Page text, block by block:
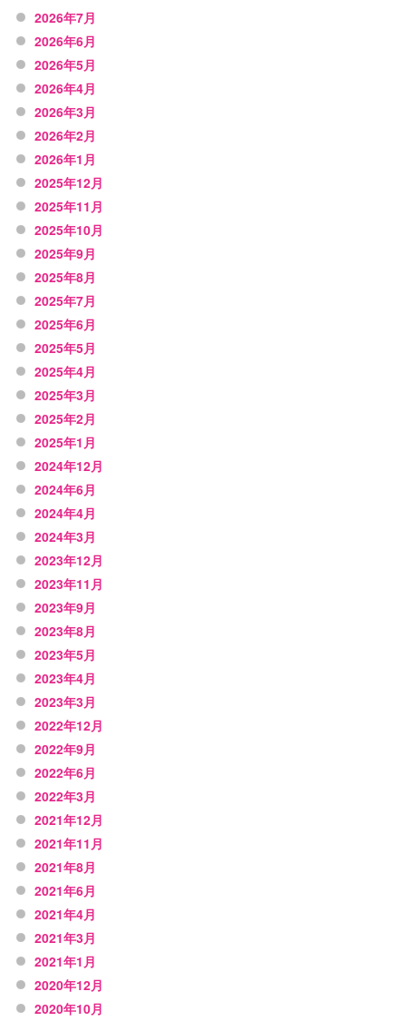
2026年7月
2026年6月
2026年5月
2026年4月
2026年3月
2026年2月
2026年1月
2025年12月
2025年11月
2025年10月
2025年9月
2025年8月
2025年7月
2025年6月
2025年5月
2025年4月
2025年3月
2025年2月
2025年1月
2024年12月
2024年6月
2024年4月
2024年3月
2023年12月
2023年11月
2023年9月
2023年8月
2023年5月
2023年4月
2023年3月
2022年12月
2022年9月
2022年6月
2022年3月
2021年12月
2021年11月
2021年8月
2021年6月
2021年4月
2021年3月
2021年1月
2020年12月
2020年10月